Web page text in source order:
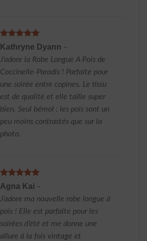
Note5sur
Kathryne Dyann –
J’adore la Robe Longue A Pois de
Coccinelle-Paradis ! Parfaite pour
une soirée entre copines. Le tissu
est de qualité et elle taille super
bien. Seul bémol : les pois sont un
peu moins contrastés que sur la
photo.
Note5sur
5
Agna Kai –
J’adore ma nouvelle robe longue à
pois ! Elle est parfaite pour les
soirées d’été et me donne une
allure à la fois vintage et